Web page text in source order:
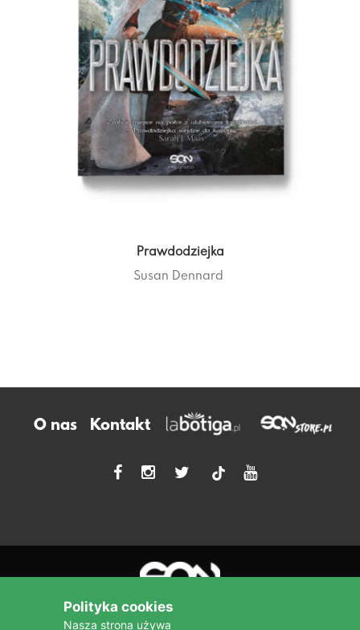
Prawdodziejka
Susan Dennard
O nas Kontakt
tiktok
Polityka cookies
Nasza strona używa